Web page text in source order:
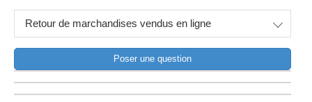
Retour de marchandises vendus en ligne
Poser une question